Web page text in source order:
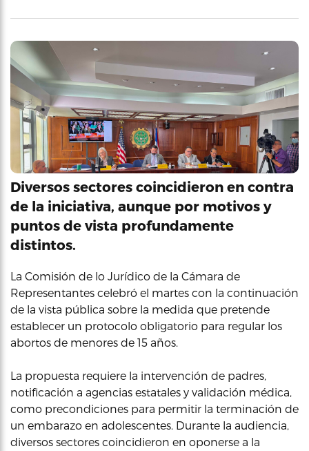
Diversos sectores coincidieron en contra
de la iniciativa, aunque por motivos y
puntos de vista profundamente
distintos.
La Comisión de lo Jurídico de la Cámara de
Representantes celebró el martes con la continuación
de la vista pública sobre la medida que pretende
establecer un protocolo obligatorio para regular los
abortos de menores de 15 años.
La propuesta requiere la intervención de padres,
notificación a agencias estatales y validación médica,
como precondiciones para permitir la terminación de
un embarazo en adolescentes. Durante la audiencia,
diversos sectores coincidieron en oponerse a la